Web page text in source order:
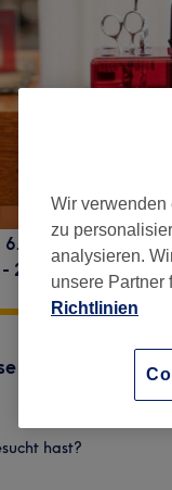
Bezirk, 1060
20:00
hast?
Wir verwenden
zu
analysieren.
unsere Partner
Richtlinien